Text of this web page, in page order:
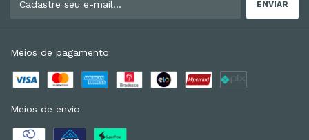
Meios de pagamento
Meios de envio